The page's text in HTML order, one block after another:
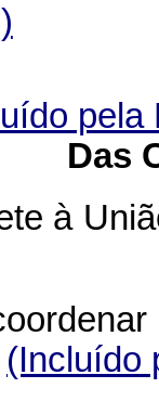
pela
Das
à
(Incluído